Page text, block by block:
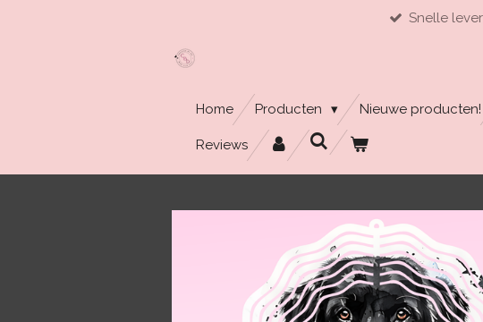
Snelle
Home Producten Nieuwe producten!
Reviews